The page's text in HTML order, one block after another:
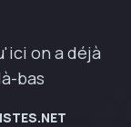
on a déjà
bas